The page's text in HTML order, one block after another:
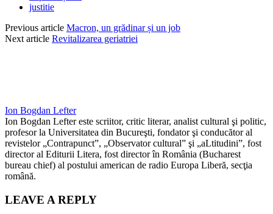
justitie
Previous article Macron, un grădinar și un job
Next article Revitalizarea geriatriei
Ion Bogdan Lefter
Ion Bogdan Lefter este scriitor, critic literar, analist cultural şi politic,
profesor la Universitatea din Bucureşti, fondator şi conducător al
revistelor „Contrapunct”, „Observator cultural” şi „aLtitudini”, fost
director al Editurii Litera, fost director în România (Bucharest
bureau chief) al postului american de radio Europa Liberă, secţia
română.
LEAVE A REPLY